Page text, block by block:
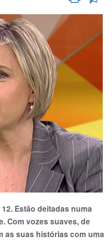
Estão deitadas numa
Com vozes suaves, de
as suas histórias com uma